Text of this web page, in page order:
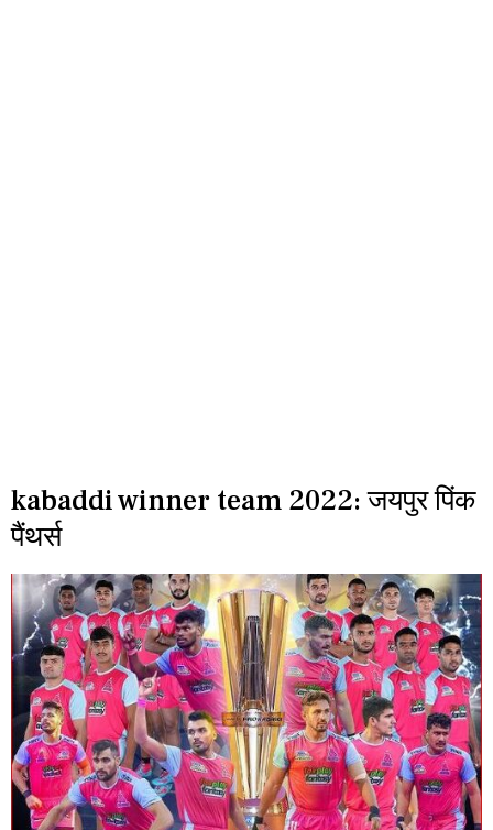
kabaddi winner team 2022: जयपुर पिंक
पैंथर्स